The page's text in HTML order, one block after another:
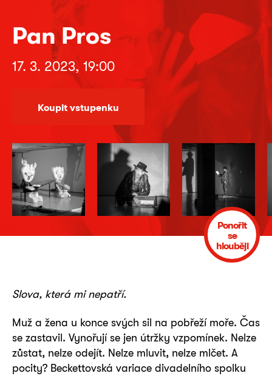
Pan Pros
17. 3. 2023, 19:00
Koupit vstupenku
Ponořit
se
hlouběji
Slova, která mi nepatří.
Muž a žena u konce svých sil na pobřeží moře. Čas
se zastavil. Vynořují se jen útržky vzpomínek. Nelze
zůstat, nelze odejít. Nelze mluvit, nelze mlčet. A
pocity? Beckettovská variace divadelního spolku